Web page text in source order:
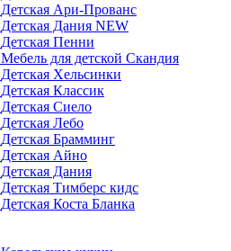
Детская Ари-Прованс
Детская Дания NEW
Детская Пенни
Мебель для детской Скандия
Детская Хельсинки
Детская Классик
Детская Сиело
Детская Лебо
Детская Брамминг
Детская Айно
Детская Дания
Детская Тимберс кидс
Детская Коста Бланка